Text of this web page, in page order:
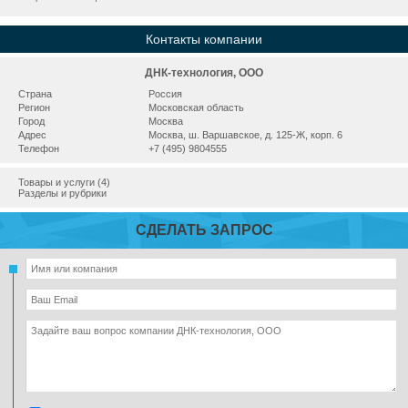
Контакты компании
ДНК-технология, ООО
Страна
Россия
Регион
Московская область
Город
Москва
Адрес
Москва, ш. Варшавское, д. 125-Ж, корп. 6
Телефон
+7 (495) 9804555
Товары и услуги (4)
Разделы и рубрики
СДЕЛАТЬ ЗАПРОС